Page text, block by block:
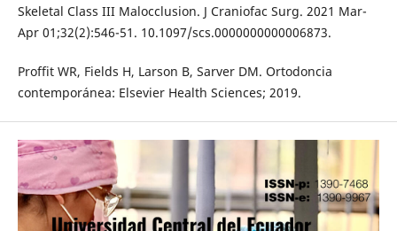
Skeletal Class III Malocclusion. J Craniofac Surg. 2021 Mar-
Apr 01;32(2):546-51. 10.1097/scs.0000000000006873.
Proffit WR, Fields H, Larson B, Sarver DM. Ortodoncia
contemporánea: Elsevier Health Sciences; 2019.